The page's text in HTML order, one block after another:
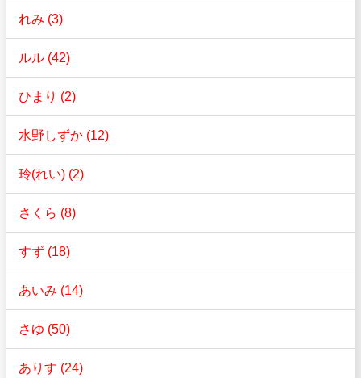
れみ (3)
ルル (42)
ひまり (2)
水野しずか (12)
玲(れい) (2)
さくら (8)
すず (18)
あいみ (14)
さゆ (50)
ありす (24)